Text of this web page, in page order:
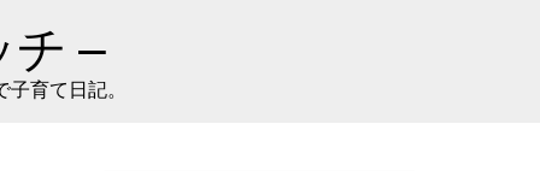
–
育て日記。